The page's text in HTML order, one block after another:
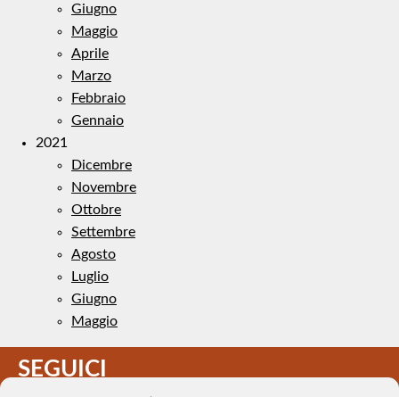
Giugno
Maggio
Aprile
Marzo
Febbraio
Gennaio
2021
Dicembre
Novembre
Ottobre
Settembre
Agosto
Luglio
Giugno
Maggio
SEGUICI